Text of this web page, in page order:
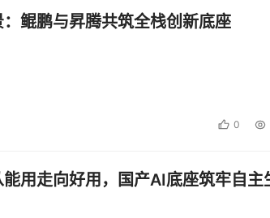
鲲鹏与昇腾共筑全栈创新底座
0
用走向好用，国产AI底座筑牢自主